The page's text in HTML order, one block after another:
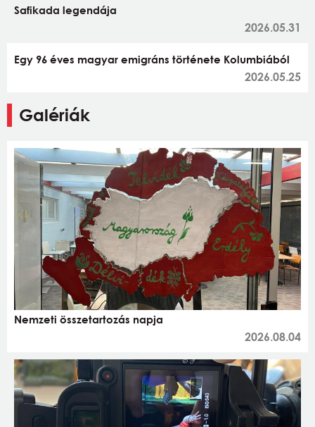
Safikada legendája
2026.05.31
Egy 96 éves magyar emigráns története Kolumbiából
2026.05.25
Galériák
Nemzeti összetartozás napja
2026.08.04